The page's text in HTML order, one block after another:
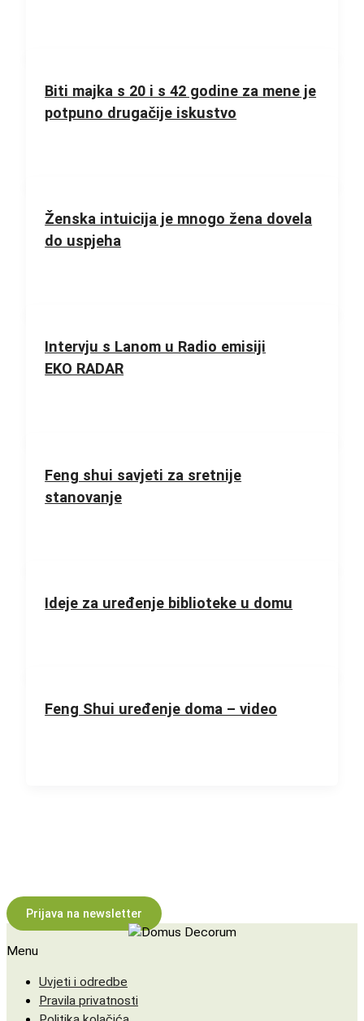
Biti majka s 20 i s 42 godine za mene je
potpuno drugačije iskustvo
Ženska intuicija je mnogo žena dovela
do uspjeha
Intervju s Lanom u Radio emisiji
EKO RADAR
Feng shui savjeti za sretnije
stanovanje
Ideje za uređenje biblioteke u domu
Feng Shui uređenje doma – video
Prijava na newsletter
Menu
Uvjeti i odredbe
Pravila privatnosti